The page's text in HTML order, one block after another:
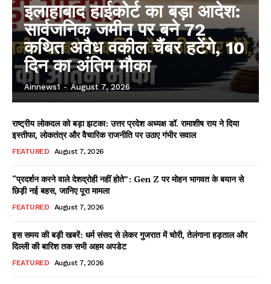
Facebook
X WhatsApp
Share
इलाहाबाद हाईकोर्ट का बड़ा आदेश:
सार्वजनिक जमीन पर बने 72
कथित अवैध वकील चैंबर हटेंगे, 10
दिन का अंतिम मौका
Ainnews1 - August 7, 2026
राष्ट्रीय लोकदल को बड़ा झटका: उत्तर प्रदेश अध्यक्ष डॉ. रामाशीष राय ने दिया
इस्तीफा, लोकतंत्र और वैचारिक राजनीति पर उठाए गंभीर सवाल
FEATURED August 7, 2026
“प्रदर्शन करने वाले देशद्रोही नहीं होते”: Gen Z पर मोहन भागवत के बयान से
छिड़ी नई बहस, जानिए पूरा मामला
FEATURED August 7, 2026
इस समय की बड़ी खबरें: धर्म संसद से लेकर गुजरात में चोरी, तेलंगाना हड़ताल और
दिल्ली की बारिश तक सभी अहम अपडेट
FEATURED August 7, 2026